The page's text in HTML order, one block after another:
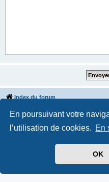
En poursuivant votre
l’utilisation de cookies. En
OK
Index du forum
Développé parphpBB®
Traduit par
Style par